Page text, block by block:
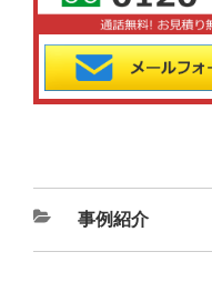
カ
テ
事例紹介